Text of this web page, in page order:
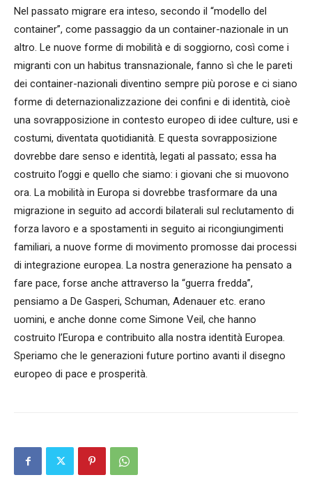
Nel passato migrare era inteso, secondo il “modello del
container”, come passaggio da un container-nazionale in un
altro. Le nuove forme di mobilità e di soggiorno, così come i
migranti con un habitus transnazionale, fanno sì che le pareti
dei container-nazionali diventino sempre più porose e ci siano
forme di deternazionalizzazione dei confini e di identità, cioè
una sovrapposizione in contesto europeo di idee culture, usi e
costumi, diventata quotidianità. E questa sovrapposizione
dovrebbe dare senso e identità, legati al passato; essa ha
costruito l’oggi e quello che siamo: i giovani che si muovono
ora. La mobilità in Europa si dovrebbe trasformare da una
migrazione in seguito ad accordi bilaterali sul reclutamento di
forza lavoro e a spostamenti in seguito ai ricongiungimenti
familiari, a nuove forme di movimento promosse dai processi
di integrazione europea. La nostra generazione ha pensato a
fare pace, forse anche attraverso la “guerra fredda”,
pensiamo a De Gasperi, Schuman, Adenauer etc. erano
uomini, e anche donne come Simone Veil, che hanno
costruito l’Europa e contribuito alla nostra identità Europea.
Speriamo che le generazioni future portino avanti il disegno
europeo di pace e prosperità.